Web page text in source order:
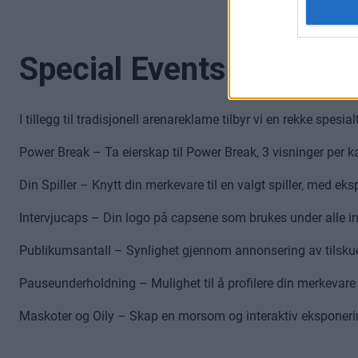
Special Events – Unike
I tillegg til tradisjonell arenareklame tilbyr vi en rekke
Power Break – Ta eierskap til Power Break, 3 visninger
Din Spiller – Knytt din merkevare til en valgt spiller, med
Intervjucaps – Din logo på capsene som brukes under alle
Publikumsantall – Synlighet gjennom annonsering av
Pauseunderholdning – Mulighet til å profilere din
Maskoter og Oily – Skap en morsom og interaktiv